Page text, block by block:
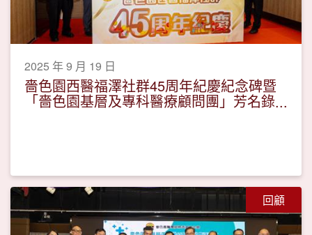
2025 年 9 月 19 日
嗇色園西醫福澤社群45周年紀慶紀念碑暨
「嗇色園基層及專科醫療顧問團」芳名錄
回顧